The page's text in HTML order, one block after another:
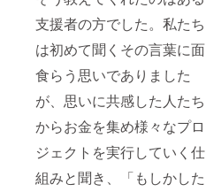
支援者の方でした。私たち
は初めて聞くその言葉に面
食らう思いでありました
が、思いに共感した人たち
からお金を集め様々なプロ
ジェクトを実行していく仕
組みと聞き、「もしかした